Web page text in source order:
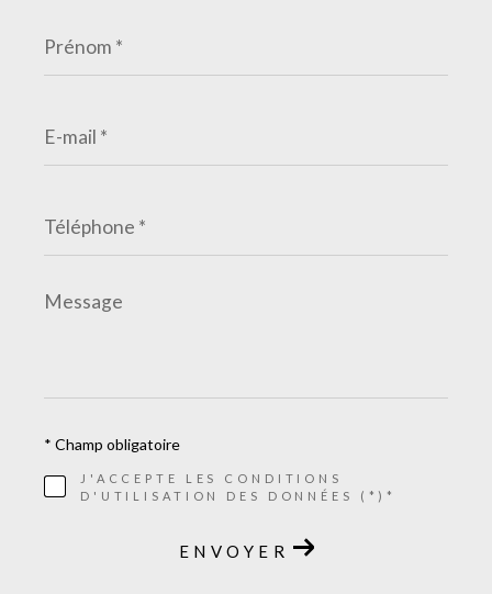
*
mail
*
*
Message
*
J'ACCEPTE LES CONDITIONS
D'UTILISATION DES DONNÉES (*)*
* Champ obligatoire
ENVOYER